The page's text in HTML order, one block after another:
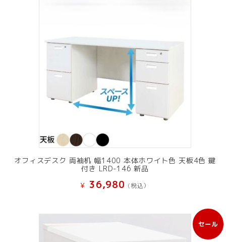
オフィスデスク 両袖机 幅1400 本体ホワイト色 天板4色 鍵
付き LRD-146 新品
¥ 36,980 (税込）
セール
販
売